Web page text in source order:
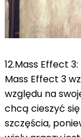
12.Mass Effect 3:
Mass Effect 3
względu na
chcą cieszyć
szczęścia,